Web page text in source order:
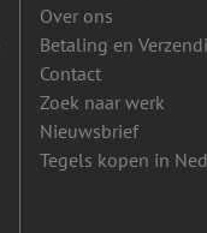
Over ons
Betaling en
Contact
Zoek naar werk
Nieuwsbrief
Tegels kopen in